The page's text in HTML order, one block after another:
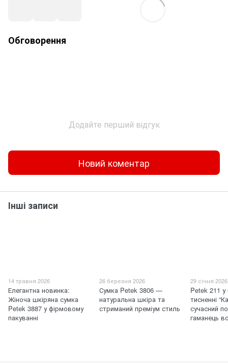
Обговорення
Додайте перший відгук
Новий коментар
Інші записи
14 травня 2026
Елегантна новинка:
Жіноча шкіряна сумка
Petek 3887 у фірмовому
пакуванні
26 березня 2026
Сумка Petek 3806 —
натуральна шкіра та
стриманий преміум стиль
29 січня 2026
Petek 211
тисненні
сучасний
гаманець